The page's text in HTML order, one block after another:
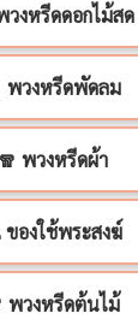
วงหรีดดอกไม้สด
พวงหรีดพัดลม
🧣 พวงหรีดผ้า
ของใช้พระสงฆ์
พวงหรีดต้นไม้